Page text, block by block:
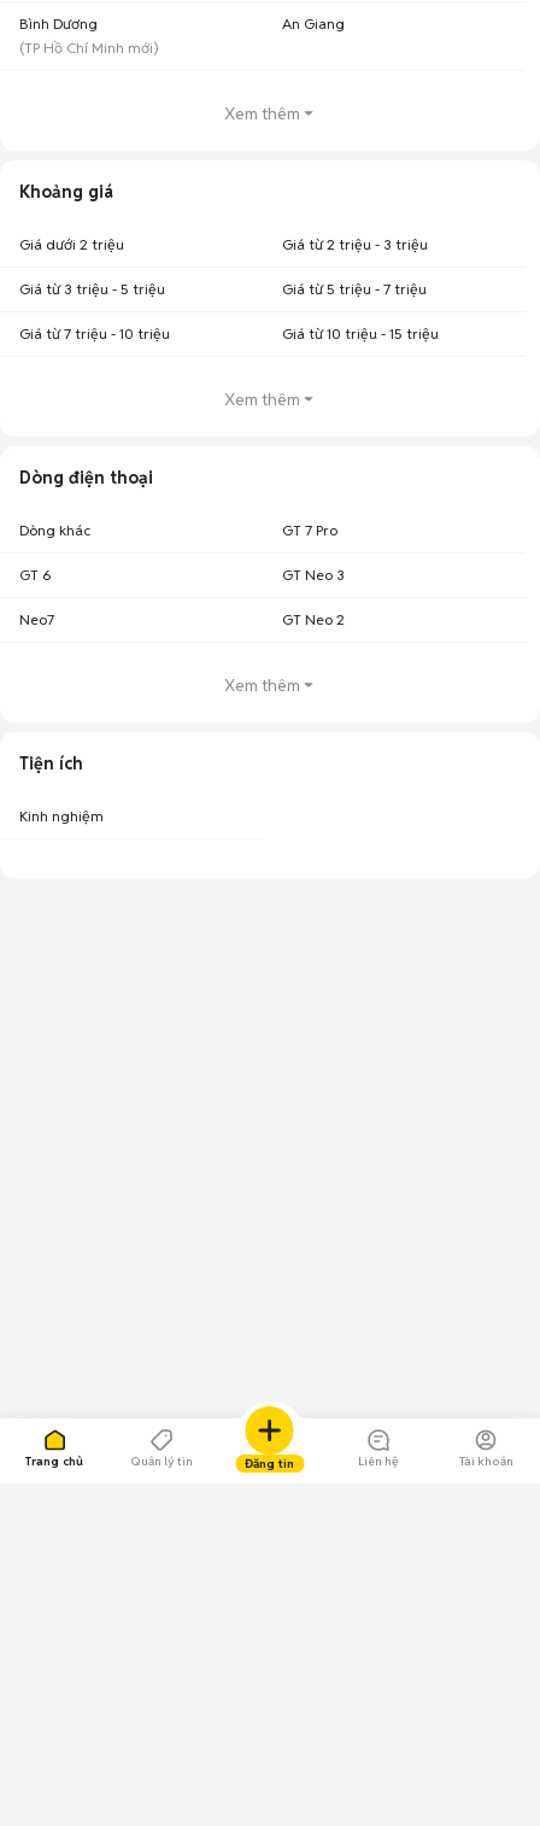
Trang chủ Quản lý tin Đăng tin Liên hệ Tài khoản
Bình Dương
(TP Hồ Chí Minh mới)
An Giang
Xem thêm
Khoảng giá
Giá dưới 2 triệu Giá từ 2 triệu - 3 triệu
Giá từ 3 triệu - 5 triệu Giá từ 5 triệu - 7 triệu
Giá từ 7 triệu - 10 triệu Giá từ 10 triệu - 15 triệu
Xem thêm
Dòng điện thoại
Dòng khác GT 7 Pro
GT 6 GT Neo 3
Neo7 GT Neo 2
Xem thêm
Tiện ích
Kinh nghiệm